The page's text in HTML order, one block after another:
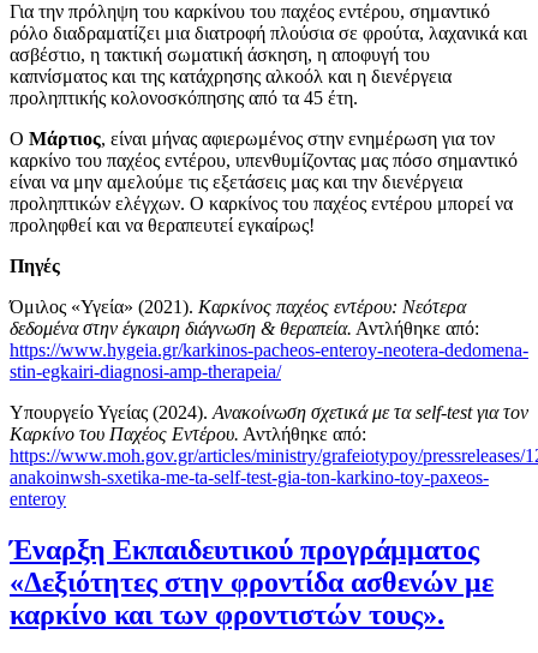
Για την πρόληψη του καρκίνου του παχέος εντέρου, σημαντικό
ρόλο διαδραματίζει μια διατροφή πλούσια σε φρούτα, λαχανικά και
ασβέστιο, η τακτική σωματική άσκηση, η αποφυγή του
καπνίσματος και της κατάχρησης αλκοόλ και η διενέργεια
προληπτικής κολονοσκόπησης από τα 45 έτη.
Ο Μάρτιος, είναι μήνας αφιερωμένος στην ενημέρωση για τον
καρκίνο του παχέος εντέρου, υπενθυμίζοντας μας πόσο σημαντικό
είναι να μην αμελούμε τις εξετάσεις μας και την διενέργεια
προληπτικών ελέγχων. Ο καρκίνος του παχέος εντέρου μπορεί να
προληφθεί και να θεραπευτεί εγκαίρως!
Πηγές
Όμιλος «Υγεία» (2021). Καρκίνος παχέος εντέρου: Νεότερα
δεδομένα στην έγκαιρη διάγνωση & θεραπεία. Αντλήθηκε από:
https://www.hygeia.gr/karkinos-pacheos-enteroy-neotera-dedomena-
stin-egkairi-diagnosi-amp-therapeia/
Υπουργείο Υγείας (2024). Ανακοίνωση σχετικά με τα self-test για τον
Καρκίνο του Παχέος Εντέρου. Αντλήθηκε από:
https://www.moh.gov.gr/articles/ministry/grafeiotypoy/pressreleases/
anakoinwsh-sxetika-me-ta-self-test-gia-ton-karkino-toy-paxeos-
enteroy
Έναρξη Εκπαιδευτικού προγράμματος
«Δεξιότητες στην φροντίδα ασθενών με
καρκίνο και των φροντιστών τους».